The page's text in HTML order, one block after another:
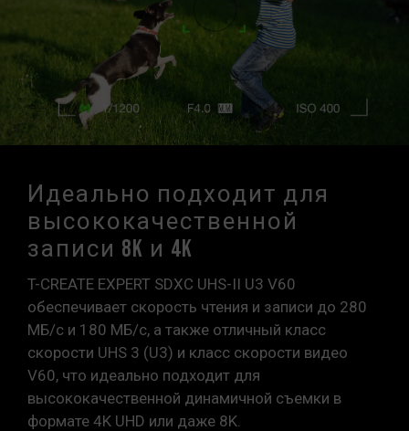
Идеально подходит для
высококачественной
записи 8K и 4K
T-CREATE EXPERT SDXC UHS-II U3 V60
обеспечивает скорость чтения и записи до 280
МБ/с и 180 МБ/с, а также отличный класс
скорости UHS 3 (U3) и класс скорости видео
V60, что идеально подходит для
высококачественной динамичной съемки в
формате 4K UHD или даже 8K.